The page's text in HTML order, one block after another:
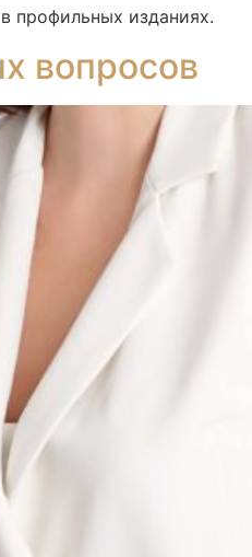
профильных изданиях.
вопросов